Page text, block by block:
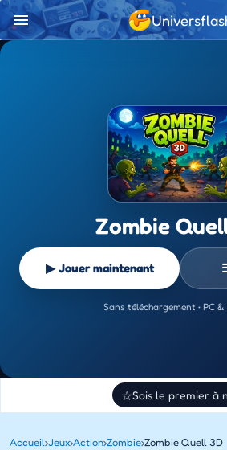
Zombie
▶ Jouer maintenant
Sans téléchargement • PC
☆Sois le premier à
Accueil›Jeux›Action›Zombie›Zombie Quell 3D